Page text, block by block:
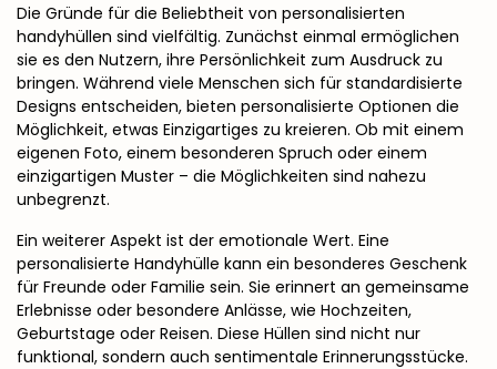
Die Gründe für die Beliebtheit von personalisierten
handyhüllen sind vielfältig. Zunächst einmal ermöglichen
sie es den Nutzern, ihre Persönlichkeit zum Ausdruck zu
bringen. Während viele Menschen sich für standardisierte
Designs entscheiden, bieten personalisierte Optionen die
Möglichkeit, etwas Einzigartiges zu kreieren. Ob mit einem
eigenen Foto, einem besonderen Spruch oder einem
einzigartigen Muster – die Möglichkeiten sind nahezu
unbegrenzt.
Ein weiterer Aspekt ist der emotionale Wert. Eine
personalisierte Handyhülle kann ein besonderes Geschenk
für Freunde oder Familie sein. Sie erinnert an gemeinsame
Erlebnisse oder besondere Anlässe, wie Hochzeiten,
Geburtstage oder Reisen. Diese Hüllen sind nicht nur
funktional, sondern auch sentimentale Erinnerungsstücke.